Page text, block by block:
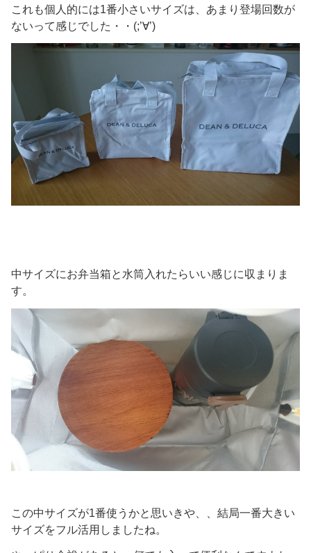
これも個人的には1番小さいサイズは、あまり登場回数が
ないって感じでした・・(;’∀’)
中サイズにお弁当箱と水筒入れたらいい感じに収まりま
す。
この中サイズが1番使うかと思いきや、、結局一番大きい
サイズをフル活用しましたね。